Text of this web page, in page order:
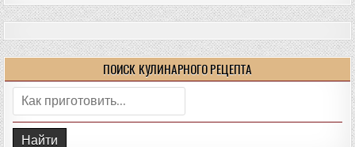
ПОИСК КУЛИНАРНОГО РЕЦЕПТА
Поиск: